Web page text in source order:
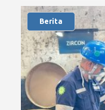
Berita